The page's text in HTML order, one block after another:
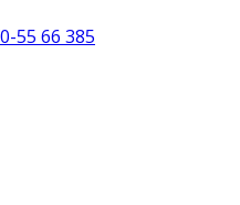
55 66 385